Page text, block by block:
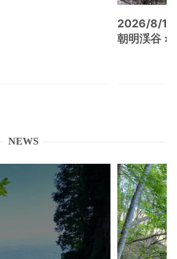
2026/8/
朝明渓谷 ×
NEWS